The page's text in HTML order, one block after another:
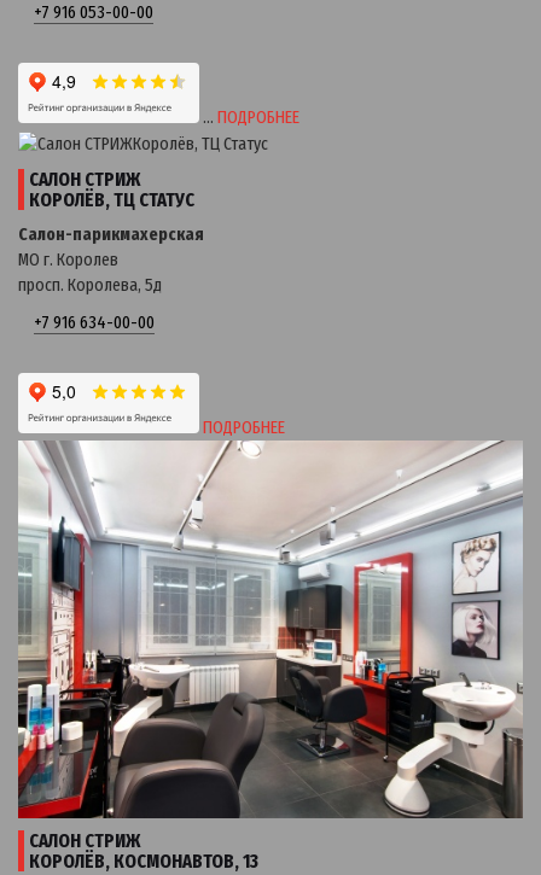
+7 916 053-00-00
… ПОДРОБНЕЕ
САЛОН СТРИЖ
КОРОЛЁВ, ТЦ СТАТУС
Салон-парикмахерская
МО г. Королев
просп. Королева, 5д
+7 916 634-00-00
ПОДРОБНЕЕ
САЛОН СТРИЖ
КОРОЛЁВ, КОСМОНАВТОВ, 13